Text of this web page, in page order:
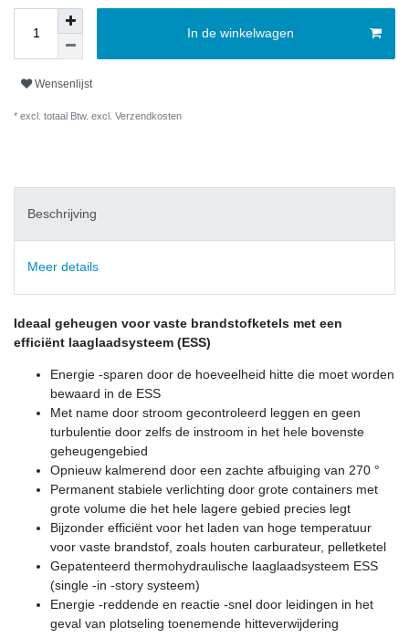
In de winkelwagen
Wensenlijst
* excl. totaal Btw. excl. Verzendkosten
Beschrijving
Meer details
Ideaal geheugen voor vaste brandstofketels met een
efficiënt laaglaadsysteem (ESS)
Energie -sparen door de hoeveelheid hitte die moet worden
bewaard in de ESS
Met name door stroom gecontroleerd leggen en geen
turbulentie door zelfs de instroom in het hele bovenste
geheugengebied
Opnieuw kalmerend door een zachte afbuiging van 270 °
Permanent stabiele verlichting door grote containers met
grote volume die het hele lagere gebied precies legt
Bijzonder efficiënt voor het laden van hoge temperatuur
voor vaste brandstof, zoals houten carburateur, pelletketel
Gepatenteerd thermohydraulische laaglaadsysteem ESS
(single -in -story systeem)
Energie -reddende en reactie -snel door leidingen in het
geval van plotseling toenemende hitteverwijdering